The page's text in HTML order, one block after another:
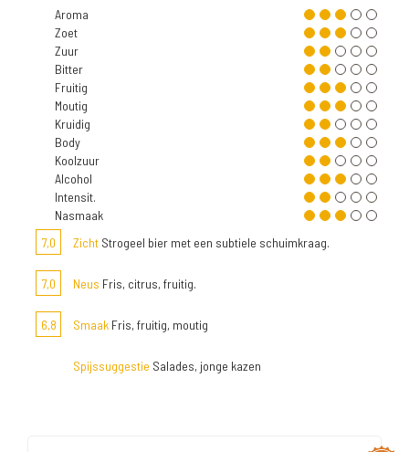
Aroma
Zoet
Zuur
Bitter
Fruitig
Moutig
Kruidig
Body
Koolzuur
Alcohol
Intensit.
Nasmaak
7,0
Zicht Strogeel bier met een subtiele schuimkraag.
7,0 Neus Fris, citrus, fruitig.
6,8 Smaak Fris, fruitig, moutig
Spijssuggestie Salades, jonge kazen